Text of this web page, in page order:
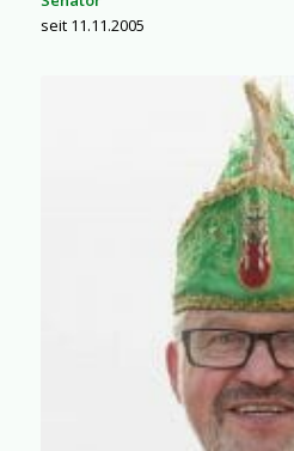
seit 11.11.2005